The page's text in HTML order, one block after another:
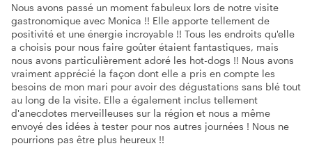
Nous avons passé un moment fabuleux lors de notre visite
gastronomique avec Monica !! Elle apporte tellement de
positivité et une énergie incroyable !! Tous les endroits qu'elle
a choisis pour nous faire goûter étaient fantastiques, mais
nous avons particulièrement adoré les hot-dogs !! Nous avons
vraiment apprécié la façon dont elle a pris en compte les
besoins de mon mari pour avoir des dégustations sans blé tout
au long de la visite. Elle a également inclus tellement
d'anecdotes merveilleuses sur la région et nous a même
envoyé des idées à tester pour nos autres journées ! Nous ne
pourrions pas être plus heureux !!